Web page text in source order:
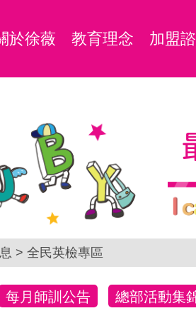
於徐薇 教育理念 加盟
> 全民英檢專區
每月師訓公告 總部活動集